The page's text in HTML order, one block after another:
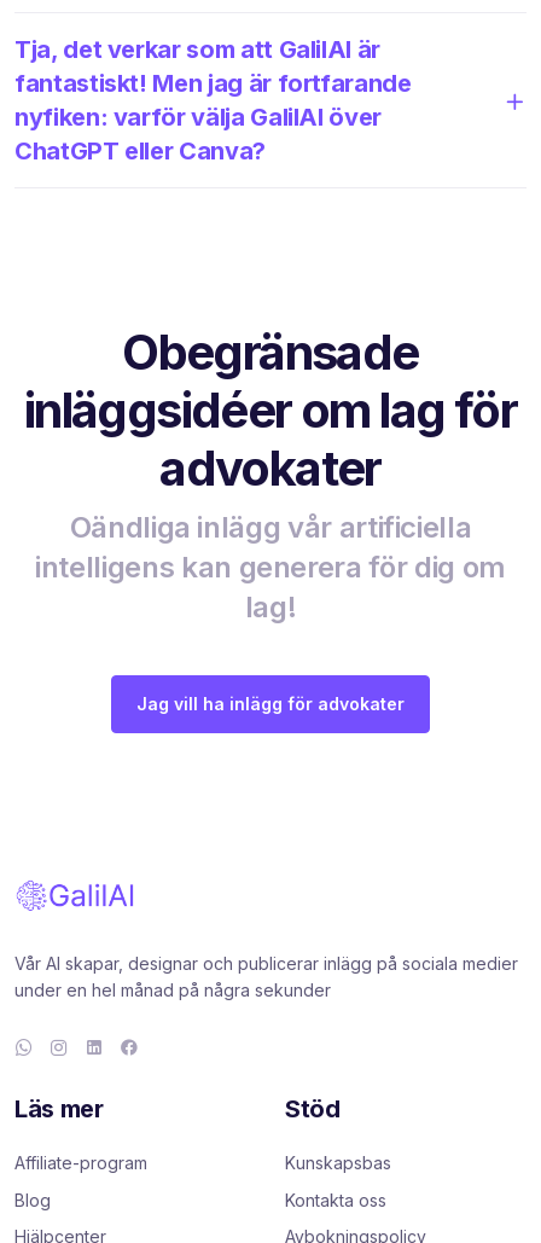
Tja, det verkar som att GalilAI är
fantastiskt! Men jag är fortfarande
nyfiken: varför välja GalilAI över
ChatGPT eller Canva?
Obegränsade
inläggsidéer om lag för
advokater
Oändliga inlägg vår artificiella
intelligens kan generera för dig om
lag!
Jag vill ha inlägg för advokater
Vår AI skapar, designar och publicerar inlägg på sociala medier
under en hel månad på några sekunder
Läs mer
Affiliate-program
Blog
Hjälpcenter
Stöd
Kunskapsbas
Kontakta oss
Avbokningspolicy